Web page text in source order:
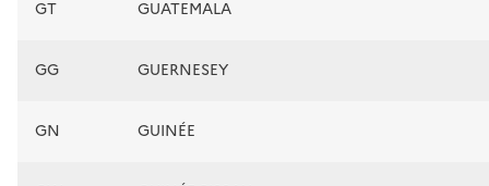
GT GUATEMALA
GG GUERNESEY
GN GUINÉE